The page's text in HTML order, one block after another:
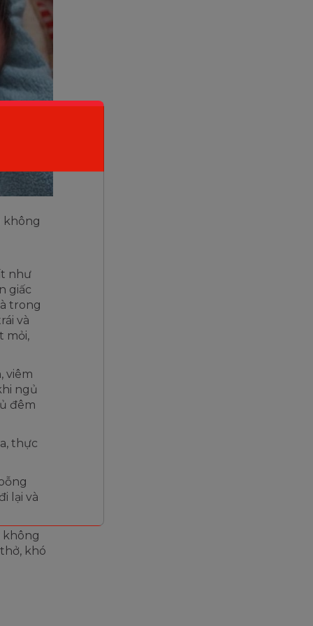
không
như
giấc
trong
và
mỏi,
viêm
ngủ
đêm
thực
lại và
không
khó